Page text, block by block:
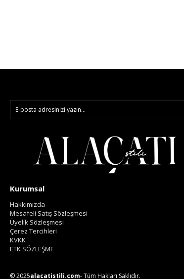
Kurumsal
Hakkımızda
Mesafeli Satış Sözleşmesi
Üyelik Sözleşmesi
Çerez Tercihleri
KVKK
ETK SÖZLEŞME
© 2025alacatistili.com- Tüm Hakları Saklıdır.